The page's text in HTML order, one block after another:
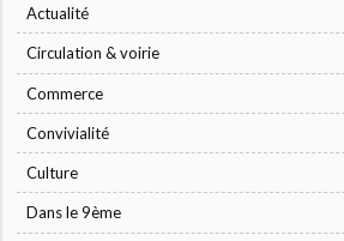
Actualité
Circulation & voirie
Commerce
Convivialité
Culture
Dans le 9ème